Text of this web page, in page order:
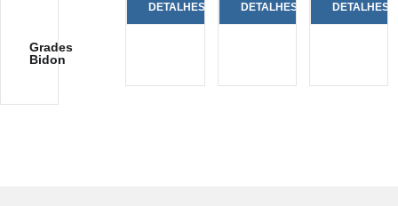
DETALHES DETALHES DETALHES
Grades
Bidon